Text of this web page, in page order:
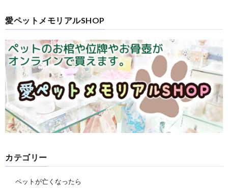
愛ペットメモリアルSHOP
カテゴリー
ペットが亡くなったら